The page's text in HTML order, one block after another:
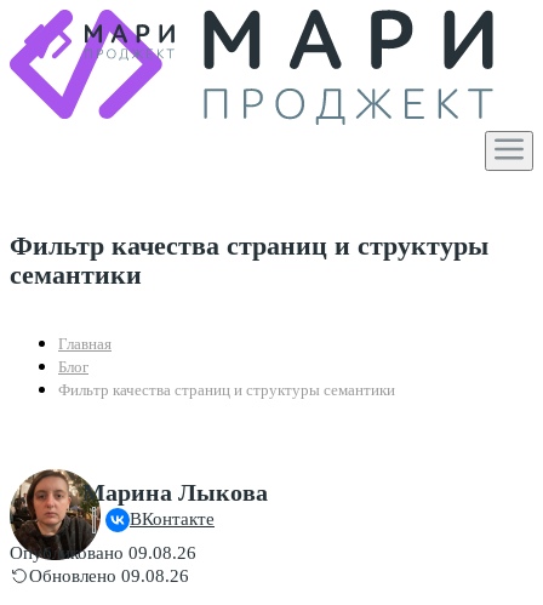
Фильтр качества страниц и структуры
семантики
Главная
Блог
Фильтр качества страниц и структуры семантики
Марина Лыкова
ВКонтакте
Опубликовано 09.08.26
Обновлено 09.08.26